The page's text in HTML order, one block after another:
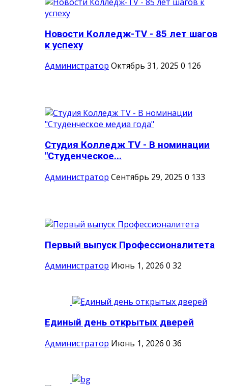
Новости Колледж-TV - 85 лет шагов
к успеху
Администратор Октябрь 31, 2025 0 126
Студия Колледж TV - В номинации
"Студенческое...
Администратор Сентябрь 29, 2025 0 133
Первый выпуск Профессионалитета
Администратор Июнь 1, 2026 0 32
Единый день открытых дверей
Администратор Июнь 1, 2026 0 36